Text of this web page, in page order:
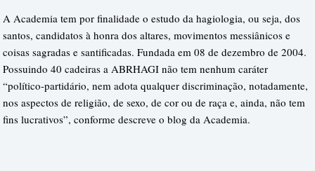
A Academia tem por finalidade o estudo da hagiologia, ou seja, dos
santos, candidatos à honra dos altares, movimentos messiânicos e
coisas sagradas e santificadas. Fundada em 08 de dezembro de 2004.
Possuindo 40 cadeiras a ABRHAGI não tem nenhum caráter
“político-partidário, nem adota qualquer discriminação, notadamente,
nos aspectos de religião, de sexo, de cor ou de raça e, ainda, não tem
fins lucrativos”, conforme descreve o blog da Academia.